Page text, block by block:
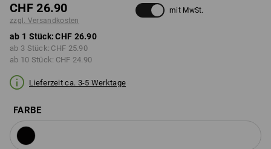
CHF 26.90
zzgl. Versandkosten
mit MwSt.
ab 1 Stück: CHF 26.90
ab 3 Stück: CHF 25.90
ab 10 Stück: CHF 24.90
Lieferzeit ca. 3-5 Werktage
FARBE